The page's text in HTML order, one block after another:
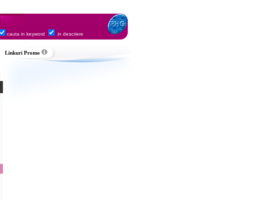
cauta in keyword in descriere
Linkuri Promo